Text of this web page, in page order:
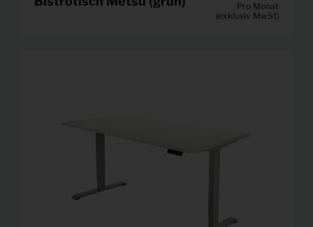
Pro Monat
(exklusiv MwSt)